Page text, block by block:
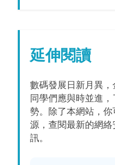
延伸閱讀
數碼發展日新月異，
同學們應與時並進
勢。除了本網站，
源，查閱最新的網
訊。